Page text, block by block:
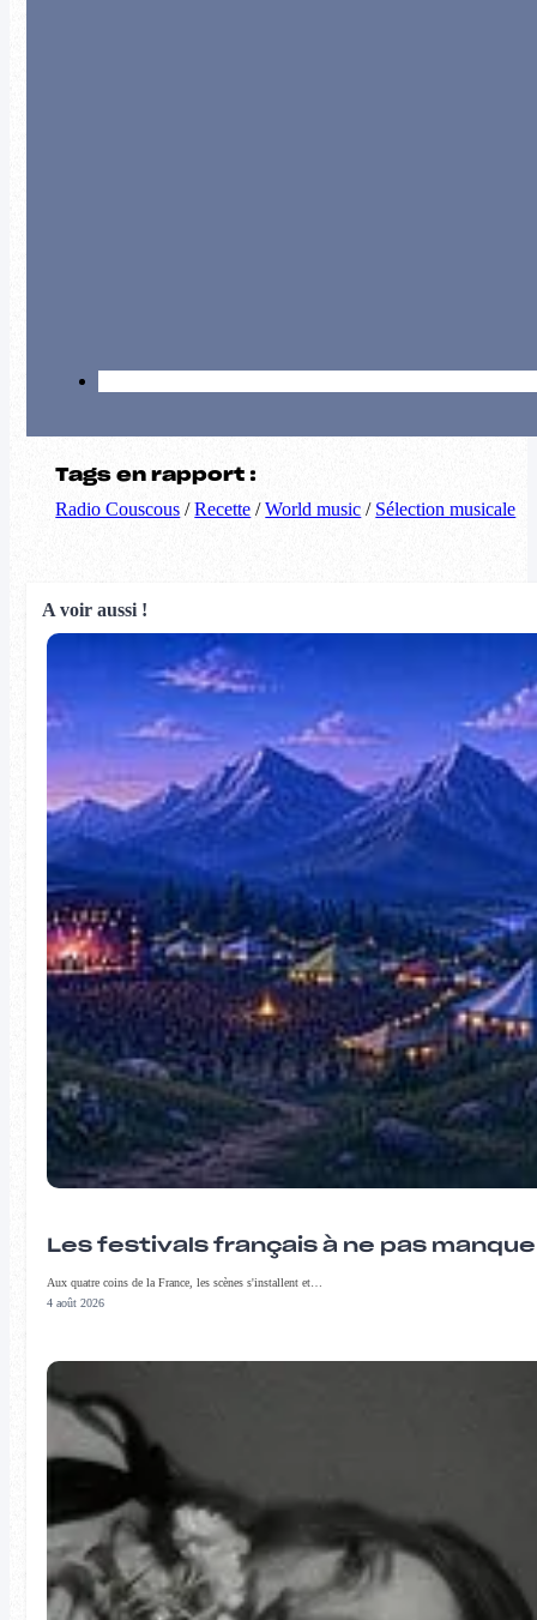
Tags en rapport :
Radio Couscous /Recette /World music / Sélection musicale
A voir aussi !
Les festivals français à ne pas
Aux quatre coins de la France, les scènes s'installent et…
4 août 2026